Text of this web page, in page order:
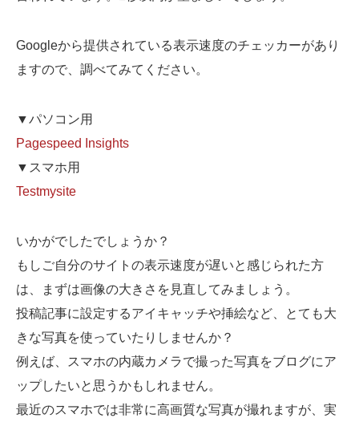
Googleから提供されている表示速度のチェッカーがあり
ますので、調べてみてください。
▼パソコン用
Pagespeed Insights
▼スマホ用
Testmysite
いかがでしたでしょうか？
もしご自分のサイトの表示速度が遅いと感じられた方
は、まずは画像の大きさを見直してみましょう。
投稿記事に設定するアイキャッチや挿絵など、とても大
きな写真を使っていたりしませんか？
例えば、スマホの内蔵カメラで撮った写真をブログにア
ップしたいと思うかもしれません。
最近のスマホでは非常に高画質な写真が撮れますが、実